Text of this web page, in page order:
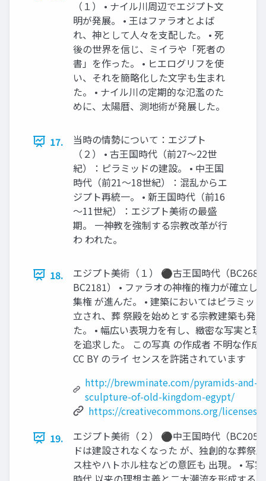
（１） • ナイル川周辺でエジプト文
明が発展。 • 王はファラオとよば
れ、神として人々を支配した。 • 死
後の世界を信じ、ミイラや「死者の
書」を作った。 • ヒエログリフを使
い、それを簡略化した文字も生まれ
た。 • ナイル川の定期的な氾濫のた
めに、太陽暦、測地術が発展した。
17.
当時の情勢について：エジプト
（２） • 古王国時代（前27～22世
紀）：ピラミッドの建設。 • 中王国
時代（前21～18世紀）：混乱からエ
ジプト再統一。 • 新王国時代（前16
～11世紀）：エジプト美術の最盛
期。 一神教を強制する宗教改革が行
わ われた。
18.
エジプト美術（１） ⚫古王国時代（
BC2181） • ファラオの神権的権力が確立し
集権 が進んだ。 • 建築においてはピラミッ
立され、葬 祭殿を始めとする宗教建築も発
た。 • 幅広い表現力を有し、緻密な写実と理
を追求した。 この写真 の作成者 不明な作成
CC BY のライ センスを許諾されています
http://brewminate.com/pyramids-and-
sculpture-of-old-kingdom-egypt/
https://creativecommons.org/licenses/
19.
エジプト美術（２） ⚫中王国時代（
ドは建設されなくなった が、独創的な葬祭
ス柱やハトホル柱などの意匠も 出現。 • 写